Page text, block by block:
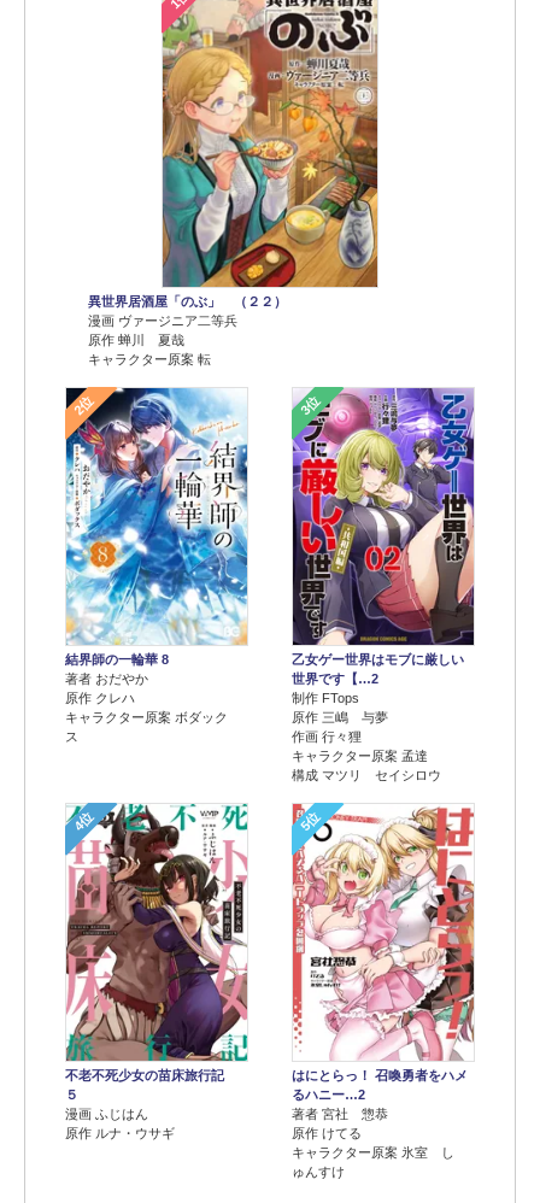
異世界居酒屋「のぶ」 （２２）
漫画 ヴァージニア二等兵
原作 蝉川 夏哉
キャラクター原案 転
2位
結界師の一輪華 8
著者 おだやか
原作 クレハ
キャラクター原案 ボダック
ス
3位
乙女ゲー世界はモブに厳しい
世界です【…2
制作 FTops
原作 三嶋 与夢
作画 行々狸
キャラクター原案 孟達
構成 マツリ セイシロウ
4位
不老不死少女の苗床旅行記
５
漫画 ふじはん
原作 ルナ・ウサギ
5位
はにとらっ！ 召喚勇者をハメ
るハニー…2
著者 宮社 惣恭
原作 けてる
キャラクター原案 氷室 し
ゅんすけ